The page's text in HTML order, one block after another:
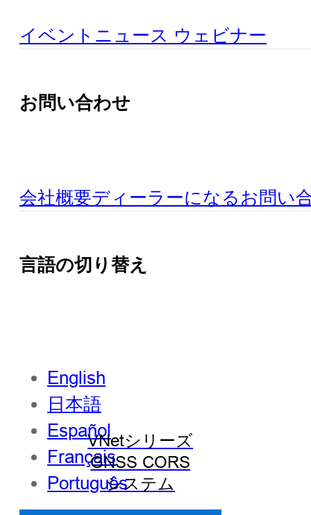
VNetシリーズ
GNSS CORS
システム
イベント ニュース ウェビナー
お問い合わせ
会社概要ディーラーになるお問い
言語の切り替え
English
日本語
Español
Français
Português